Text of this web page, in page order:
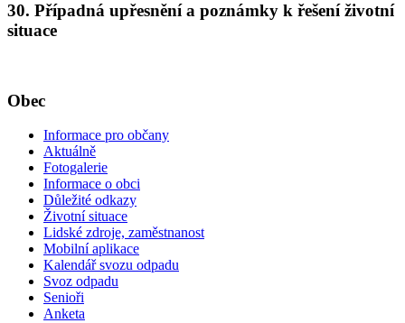
30. Případná upřesnění a poznámky k řešení životní
situace
Obec
Informace pro občany
Aktuálně
Fotogalerie
Informace o obci
Důležité odkazy
Životní situace
Lidské zdroje, zaměstnanost
Mobilní aplikace
Kalendář svozu odpadu
Svoz odpadu
Senioři
Anketa